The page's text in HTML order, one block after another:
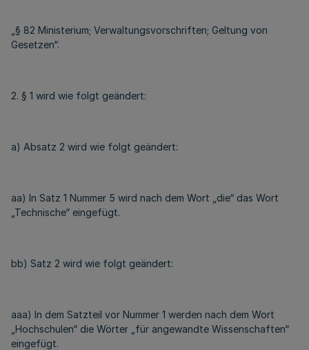
„§ 82 Ministerium; Verwaltungsvorschriften; Geltung von
Gesetzen“.
2. § 1 wird wie folgt geändert:
a) Absatz 2 wird wie folgt geändert:
aa) In Satz 1 Nummer 5 wird nach dem Wort „die“ das Wort
„Technische“ eingefügt.
bb) Satz 2 wird wie folgt geändert:
aaa) In dem Satzteil vor Nummer 1 werden nach dem Wort
„Hochschulen“ die Wörter „für angewandte Wissenschaften“
eingefügt.